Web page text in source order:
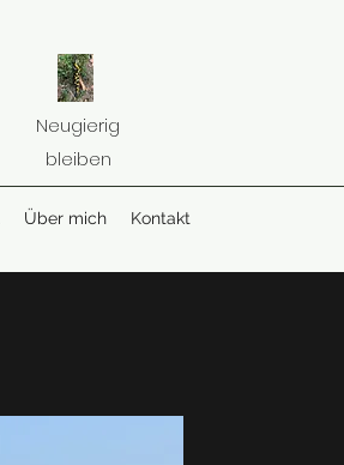
Neugierig
bleiben
Über mich Kontakt